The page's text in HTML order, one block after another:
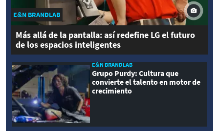
E&N BRANDLAB
Más allá de la pantalla: así redefine LG el futuro
de los espacios inteligentes
E&N BRANDLAB
Grupo Purdy: Cultura que
convierte el talento en motor de
crecimiento